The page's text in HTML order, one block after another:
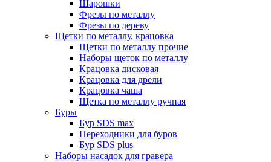
Шарошки
Фрезы по металлу
Фрезы по дереву
Щетки по металлу, крацовка
Щетки по металлу прочие
Наборы щеток по металлу
Крацовка дисковая
Крацовка для дрели
Крацовка чаша
Щетка по металлу ручная
Буры
Бур SDS max
Переходники для буров
Бур SDS plus
Наборы насадок для гравера